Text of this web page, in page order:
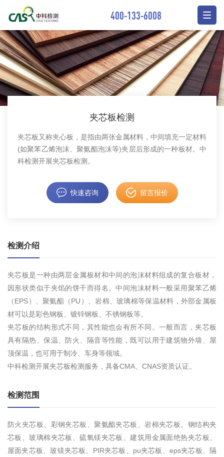
400-133-6008
夹芯板检测
夹芯板又称夹心板，是指由两张金属材料，中间填充一定材料
(如聚苯乙烯泡沫、聚氨酯泡沫等)夹层后形成的一种板材。中
科检测开展夹芯板检测。
快速咨询 留言报价
检测介绍
夹芯板是一种由两层金属板材和中间的泡沫材料组成的复合板材，
因形状类似于夹馅的饼干而得名。中间泡沫材料一般采用聚苯乙烯
（EPS）、聚氨酯（PU）、岩棉、玻璃棉等保温材料，外部金属板
材可以是彩色钢板、镀锌钢板、不锈钢板等。
夹芯板的结构形式不同，其性能也会有所不同。一般而言，夹芯板
具有隔热、保温、防火、隔音等性能，既可以用于建筑物外墙、屋
顶保温，也可用于制冷、车身等领域。
中科检测开展夹芯板检测服务，具备CMA、CNAS资质认证。
检测范围
防火夹芯板、彩钢夹芯板、聚氨酯夹芯板、岩棉夹芯板、钢结构夹
芯板、玻璃棉夹芯板、硫氧镁夹芯板、建筑用金属面绝热夹芯板、
屋面夹芯板、玻镁夹芯板、PIR夹芯板、pu夹芯板、eps夹芯板、隔